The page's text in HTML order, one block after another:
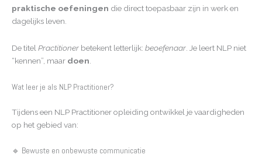
praktische oefeningen die direct toepasbaar zijn in werk en
dagelijks leven.
De titel Practitioner betekent letterlijk: beoefenaar . Je leert NLP niet
“kennen”, maar doen
Wat leer je als NLP Practitioner?
Tijdens een NLP Practitioner opleiding ontwikkel je vaardigheden
op het gebied van:
🔹 Bewuste en onbewuste communicatie